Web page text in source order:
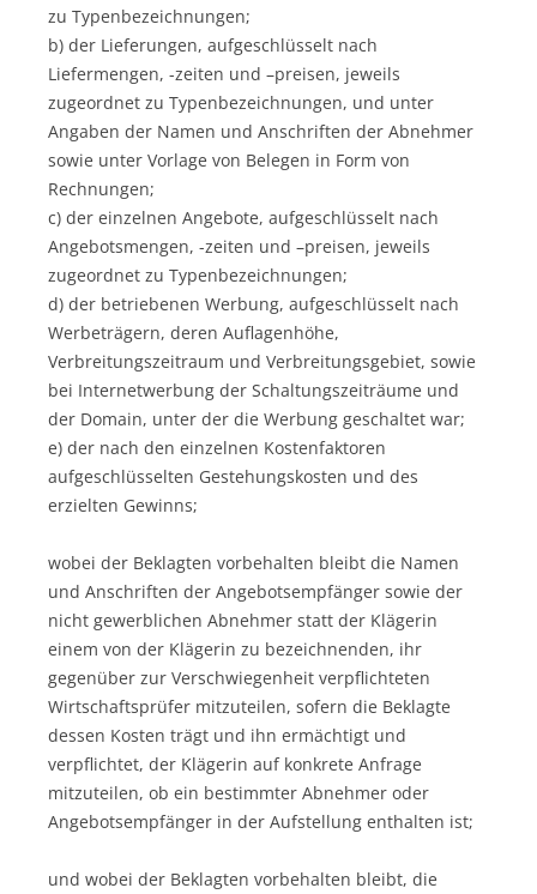
zu Typenbezeichnungen;
b) der Lieferungen, aufgeschlüsselt nach
Liefermengen, -zeiten und –preisen, jeweils
zugeordnet zu Typenbezeichnungen, und unter
Angaben der Namen und Anschriften der Abnehmer
sowie unter Vorlage von Belegen in Form von
Rechnungen;
c) der einzelnen Angebote, aufgeschlüsselt nach
Angebotsmengen, -zeiten und –preisen, jeweils
zugeordnet zu Typenbezeichnungen;
d) der betriebenen Werbung, aufgeschlüsselt nach
Werbeträgern, deren Auflagenhöhe,
Verbreitungszeitraum und Verbreitungsgebiet, sowie
bei Internetwerbung der Schaltungszeiträume und
der Domain, unter der die Werbung geschaltet war;
e) der nach den einzelnen Kostenfaktoren
aufgeschlüsselten Gestehungskosten und des
erzielten Gewinns;
wobei der Beklagten vorbehalten bleibt die Namen
und Anschriften der Angebotsempfänger sowie der
nicht gewerblichen Abnehmer statt der Klägerin
einem von der Klägerin zu bezeichnenden, ihr
gegenüber zur Verschwiegenheit verpflichteten
Wirtschaftsprüfer mitzuteilen, sofern die Beklagte
dessen Kosten trägt und ihn ermächtigt und
verpflichtet, der Klägerin auf konkrete Anfrage
mitzuteilen, ob ein bestimmter Abnehmer oder
Angebotsempfänger in der Aufstellung enthalten ist;
und wobei der Beklagten vorbehalten bleibt, die